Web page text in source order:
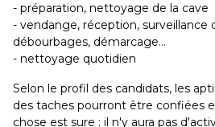
- préparation, nettoyage de la cave
- vendange, réception, surveillance
débourbages, démarcage...
- nettoyage quotidien
Selon le profil des candidats, les
des taches pourront être confiées
chose est sure : il n'y aura pas